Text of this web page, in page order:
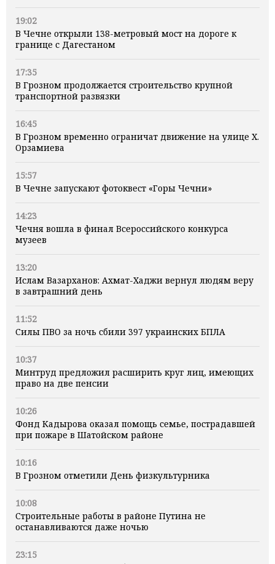
19:02
В Чечне открыли 138-метровый мост на дороге к
границе с Дагестаном
17:35
В Грозном продолжается строительство крупной
транспортной развязки
16:45
В Грозном временно ограничат движение на улице Х.
Орзамиева
15:57
В Чечне запускают фотоквест «Горы Чечни»
14:23
Чечня вошла в финал Всероссийского конкурса
музеев
13:20
Ислам Вазарханов: Ахмат-Хаджи вернул людям веру
в завтрашний день
11:52
Силы ПВО за ночь сбили 397 украинских БПЛА
10:37
Минтруд предложил расширить круг лиц, имеющих
право на две пенсии
10:26
Фонд Кадырова оказал помощь семье, пострадавшей
при пожаре в Шатойском районе
10:16
В Грозном отметили День физкультурника
10:08
Строительные работы в районе Путина не
останавливаются даже ночью
23:15